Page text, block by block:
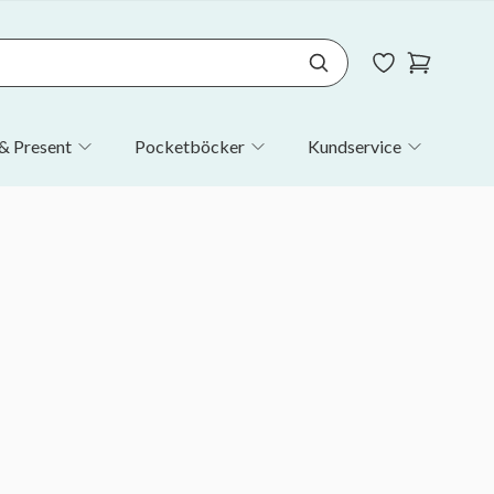
Present Pocketböcker Kundservice